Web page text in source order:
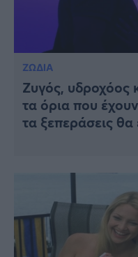
ΖΩΔΙΑ
Ζυγός, υδροχόος
τα όρια που
τα ξεπεράσεις θα